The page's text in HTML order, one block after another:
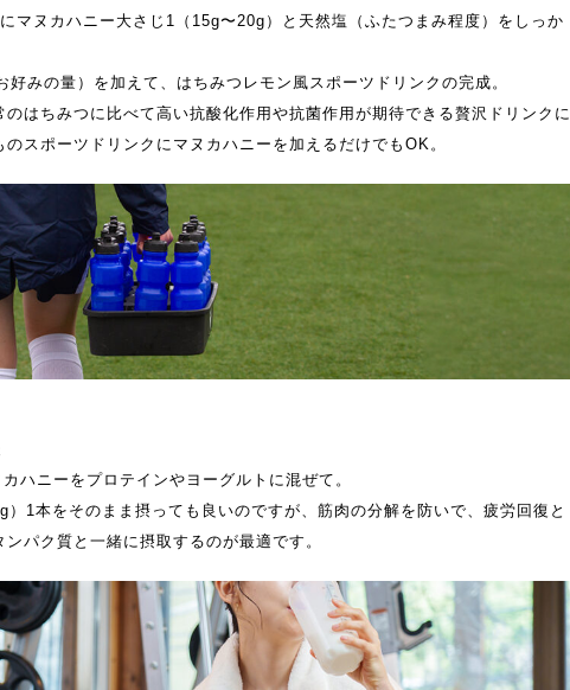
ヌカハニー大さじ1（15g〜20g）と天然塩（ふたつまみ程度）をしっか
みの量）を加えて、はちみつレモン風スポーツドリンクの完成。
はちみつに比べて高い抗酸化作用や抗菌作用が期待できる贅沢ドリンクに
スポーツドリンクにマヌカハニーを加えるだけでもOK。
ハニーをプロテインやヨーグルトに混ぜて。
）1本をそのまま摂っても良いのですが、筋肉の分解を防いで、疲労回復と
パク質と一緒に摂取するのが最適です。